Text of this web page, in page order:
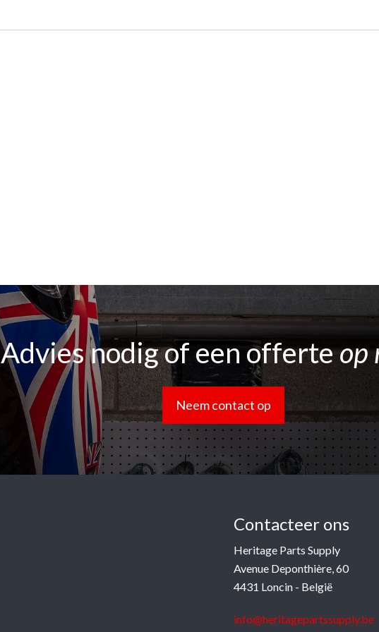
Advies nodig of een offerteop
Neem contact op
Contacteer ons
Heritage Parts Supply
Avenue Deponthière, 60
4431 Loncin - België
info@heritagepartssupply.be